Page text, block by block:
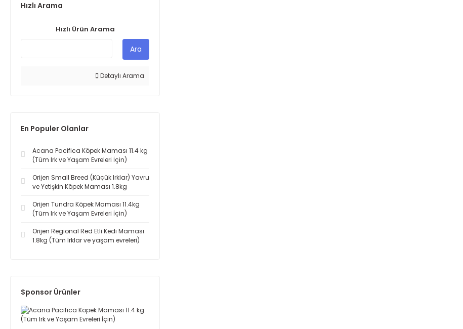
Hızlı Arama
Hızlı Ürün Arama
Ara
Detaylı Arama
En Populer Olanlar
Acana Pacifica Köpek Maması 11.4 kg
(Tüm Irk ve Yaşam Evreleri İçin)
Orijen Small Breed (Küçük Irklar) Yavru
ve Yetişkin Köpek Maması 1.8kg
Orijen Tundra Köpek Maması 11.4kg
(Tüm Irk ve Yaşam Evreleri İçin)
Orijen Regional Red Etli Kedi Maması
1.8kg (Tüm Irklar ve yaşam evreleri)
Sponsor Ürünler